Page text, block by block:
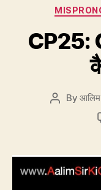
CP25:
PostBy